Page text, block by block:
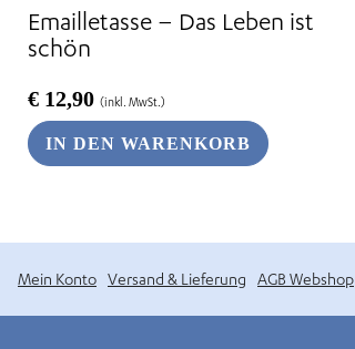
Emailletasse – Das Leben ist
schön
€ 12,90 (inkl. MwSt.)
IN DEN WARENKORB
Mein Konto Versand & Lieferung AGB Webshop